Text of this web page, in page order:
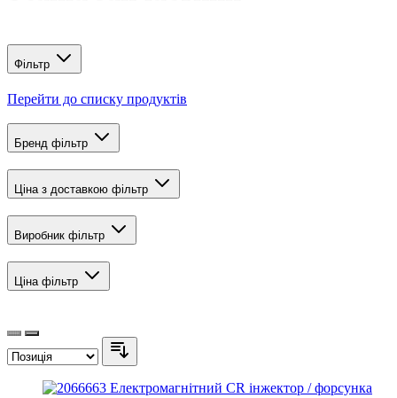
Фільтр
Перейти до списку продуктів
Бренд фільтр
Ціна з доставкою фільтр
Виробник фільтр
Ціна фільтр